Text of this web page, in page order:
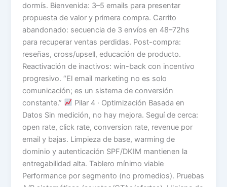
dormís. Bienvenida: 3–5 emails para presentar
propuesta de valor y primera compra. Carrito
abandonado: secuencia de 3 envíos en 48–72hs
para recuperar ventas perdidas. Post-compra:
reseñas, cross/upsell, educación de producto.
Reactivación de inactivos: win-back con incentivo
progresivo. “El email marketing no es solo
comunicación; es un sistema de conversión
constante.”
Pilar 4 · Optimización Basada en
Datos Sin medición, no hay mejora. Seguí de cerca:
open rate, click rate, conversion rate, revenue por
email y bajas. Limpieza de base, warming de
dominio y autenticación SPF/DKIM mantienen la
entregabilidad alta. Tablero mínimo viable
Performance por segmento (no promedios). Pruebas